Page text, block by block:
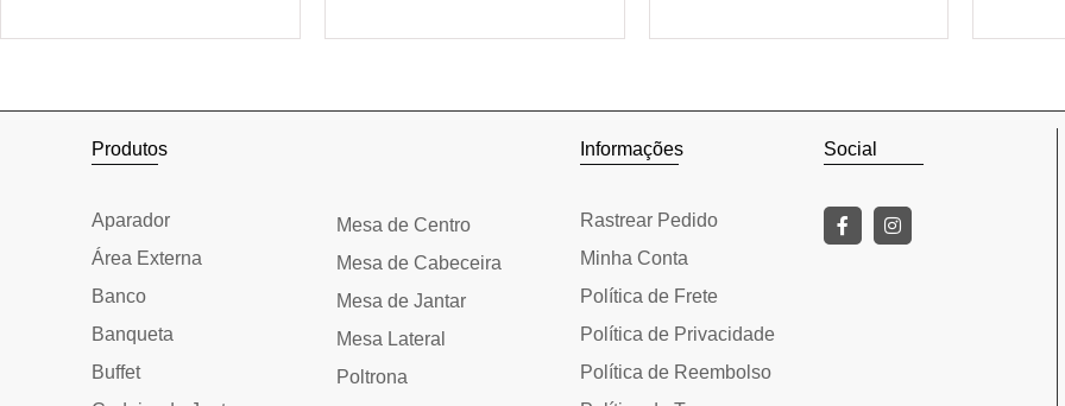
Produtos
Aparador
Área Externa
Banco
Banqueta
Buffet
Mesa de Centro
Mesa de Cabeceira
Mesa de Jantar
Mesa Lateral
Poltrona
Informações
Rastrear Pedido
Minha Conta
Política de Frete
Política de Privacidade
Política de Reembolso
Social